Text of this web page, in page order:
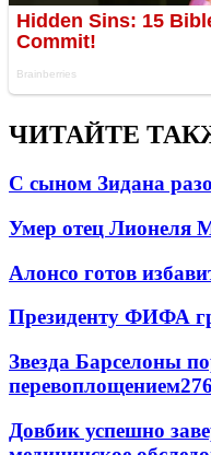
ЧИТАЙТЕ
С сыном Зидана
Умер отец Лионеля
Алонсо готов
Президенту ФИФА
Звезда Барселоны
перевоплощением276
Довбик успешно